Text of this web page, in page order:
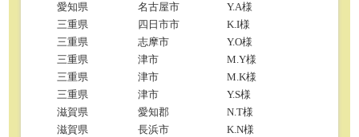
愛知県
名古屋市
Y.A様
三重県
四日市市
K.I様
三重県
志摩市
Y.O様
三重県
津市
M.Y様
三重県
津市
M.K様
三重県
津市
Y.S様
滋賀県
愛知郡
N.T様
滋賀県
長浜市
K.N様